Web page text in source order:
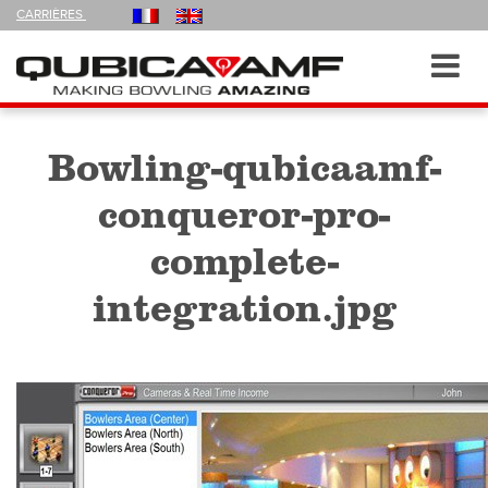
CARRIÈRES
FOLLOW
US
Navigation
Bowling-qubicaamf-
conqueror-pro-
complete-
integration.jpg